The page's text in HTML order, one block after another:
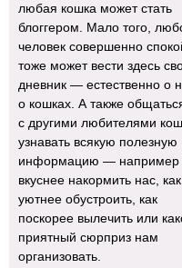
любая кошка может стать
блоггером. Мало того,
человек совершенно
тоже может вести здесь
дневник — естественно о
о кошках. А также
с другими любителями
узнавать всякую полезную
информацию — например
вкуснее накормить нас, как
уютнее обустроить, как
поскорее вылечить или
приятный сюрприз нам
организовать.